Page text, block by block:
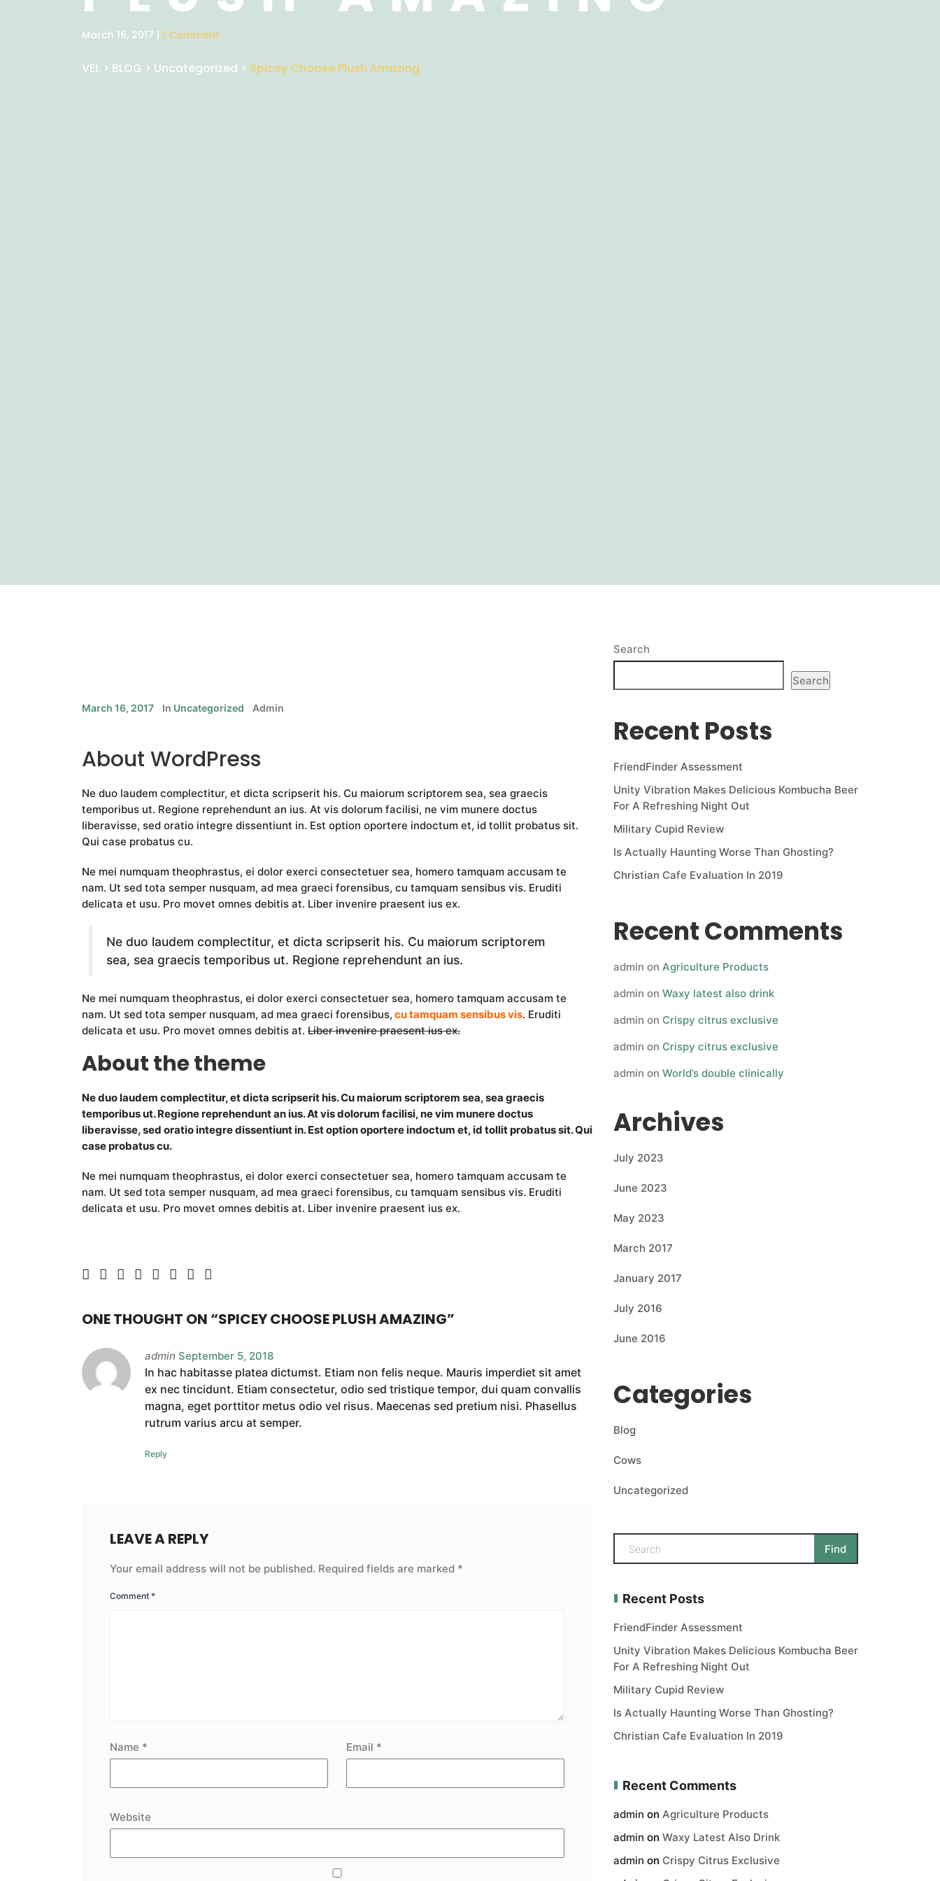
March 16, 2017 | 1 Comment
VEL > BLOG > Uncategorized > Spicey Choose Plush Amazing
March 16, 2017 In Uncategorized Admin
About WordPress
Ne duo laudem complectitur, et dicta scripserit his. Cu maiorum scriptorem sea, sea graecis
temporibus ut. Regione reprehendunt an ius. At vis dolorum facilisi, ne vim munere doctus
liberavisse, sed oratio integre dissentiunt in. Est option oportere indoctum et, id tollit probatus sit.
Qui case probatus cu.
Ne mei numquam theophrastus, ei dolor exerci consectetuer sea, homero tamquam accusam te
nam. Ut sed tota semper nusquam, ad mea graeci forensibus, cu tamquam sensibus vis. Eruditi
delicata et usu. Pro movet omnes debitis at. Liber invenire praesent ius ex.
Ne duo laudem complectitur, et dicta scripserit his. Cu maiorum scriptorem
sea, sea graecis temporibus ut. Regione reprehendunt an ius.
Ne mei numquam theophrastus, ei dolor exerci consectetuer sea, homero tamquam accusam te
nam. Ut sed tota semper nusquam, ad mea graeci forensibus, cu tamquam sensibus vis. Eruditi
delicata et usu. Pro movet omnes debitis at. Liber invenire praesent ius ex.
About the theme
Ne duo laudem complectitur, et dicta scripserit his. Cu maiorum scriptorem sea, sea graecis
temporibus ut. Regione reprehendunt an ius. At vis dolorum facilisi, ne vim munere doctus
liberavisse, sed oratio integre dissentiunt in. Est option oportere indoctum et, id tollit probatus sit. Qui
case probatus cu.
Ne mei numquam theophrastus, ei dolor exerci consectetuer sea, homero tamquam accusam te
nam. Ut sed tota semper nusquam, ad mea graeci forensibus, cu tamquam sensibus vis. Eruditi
delicata et usu. Pro movet omnes debitis at. Liber invenire praesent ius ex.
ONE THOUGHT ON “SPICEY CHOOSE PLUSH AMAZING”
admin September 5, 2018
In hac habitasse platea dictumst. Etiam non felis neque. Mauris imperdiet sit amet
ex nec tincidunt. Etiam consectetur, odio sed tristique tempor, dui quam convallis
magna, eget porttitor metus odio vel risus. Maecenas sed pretium nisi. Phasellus
rutrum varius arcu at semper.
Reply
LEAVE A REPLY
Your email address will not be published. Required fields are marked *
Comment *
Name * Email *
Website
Search
Search
Recent Posts
FriendFinder Assessment
Unity Vibration Makes Delicious Kombucha Beer
For A Refreshing Night Out
Military Cupid Review
Is Actually Haunting Worse Than Ghosting?
Christian Cafe Evaluation In 2019
Recent Comments
admin on Agriculture Products
admin on Waxy latest also drink
admin on Crispy citrus exclusive
admin on Crispy citrus exclusive
admin on World’s double clinically
Archives
July 2023
June 2023
May 2023
March 2017
January 2017
July 2016
June 2016
Categories
Blog
Cows
Uncategorized
Recent Posts
FriendFinder Assessment
Unity Vibration Makes Delicious Kombucha Beer
For A Refreshing Night Out
Military Cupid Review
Is Actually Haunting Worse Than Ghosting?
Christian Cafe Evaluation In 2019
Recent Comments
admin on Agriculture Products
admin on Waxy Latest Also Drink
admin on Crispy Citrus Exclusive